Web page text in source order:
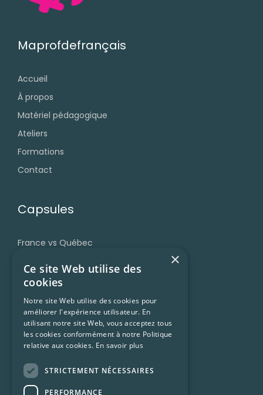
Maprofdefrançais
Accueil
À propos
Matériel pédagogique
Ateliers
Formations
Contact
Capsules
France vs Québec
Accent et prononciation
Vocabulaire et expressions
Trucs et ressources
Francophonie
Ressources
×
Ce site Web utilise des
cookies
Notre site Web utilise des cookies pour
améliorer l'expérience utilisateur. En
utilisant notre site Web, vous acceptez tous
les cookies conformément à notre Politique
relative aux cookies. En savoir plus
STRICTEMENT NÉCESSAIRES
PERFORMANCE